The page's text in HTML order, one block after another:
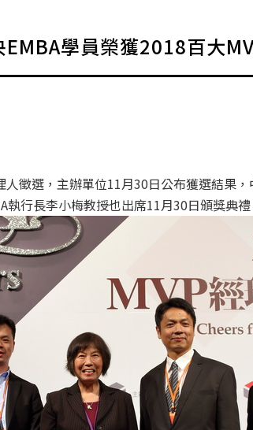
學員榮獲2018百大
徵選，主辦單位11月30日公布獲選結果
行長李小梅教授也出席11月30日頒獎典